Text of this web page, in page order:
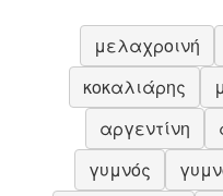
μελαχροινή
κοκαλιάρης
αργεντίνη
γυμνός